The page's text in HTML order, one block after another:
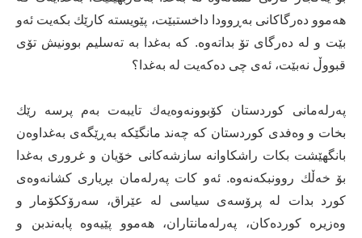
هه‌موو ده‌رگاكانی به‌ڕوودا داخستبێت، پێویسته‌ كارێك بكه‌یت ئه‌و
بێت و له‌ ده‌رگای تۆ بداته‌وه‌. كه‌ به‌غدا به‌ ته‌سلیم بوونیش تۆی
قبووڵ نه‌بێت، ئه‌ی چی ده‌كه‌یت له‌ به‌غدا؟
په‌رله‌مانی كوردستان كۆبوونه‌وه‌یه‌ك تایبه‌ت به‌م پرسه‌ رێك
بخات و وه‌فدی كوردستان كه‌ چه‌ند مانگێكه‌ به‌ڕێگه‌ی به‌غداوه‌ن
بانگهێشت بكات راشكاوانه‌ سازشه‌كانی خۆیان و غروری به‌غدا
بۆ خه‌ڵك روونبكه‌نه‌وه‌. ئه‌و كات په‌رله‌مان بڕیاری كشانه‌وه‌ی
كورد بدات له‌ پرۆسه‌ی سیاسی له‌ عێراق، سه‌رۆككۆمار و
وه‌زیره‌ كورده‌كان، په‌رله‌مانتاران، هه‌موو پێیه‌وه‌ پابه‌ندبن و